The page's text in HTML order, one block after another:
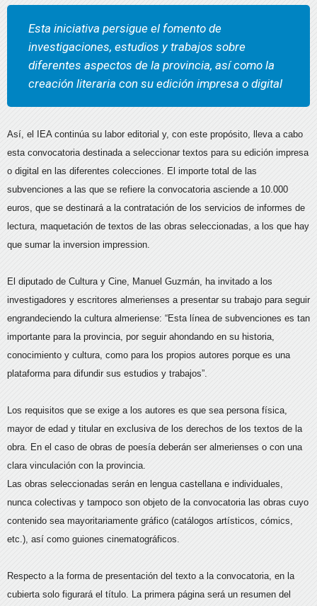
Esta iniciativa persigue el fomento de
investigaciones, estudios y trabajos sobre
diferentes aspectos de la provincia, así como la
creación literaria con su edición impresa o digital
Así, el IEA continúa su labor editorial y, con este propósito, lleva a cabo
esta convocatoria destinada a seleccionar textos para su edición impresa
o digital en las diferentes colecciones. El importe total de las
subvenciones a las que se refiere la convocatoria asciende a 10.000
euros, que se destinará a la contratación de los servicios de informes de
lectura, maquetación de textos de las obras seleccionadas, a los que hay
que sumar la inversion impression.
El diputado de Cultura y Cine, Manuel Guzmán, ha invitado a los
investigadores y escritores almerienses a presentar su trabajo para seguir
engrandeciendo la cultura almeriense: “Esta línea de subvenciones es tan
importante para la provincia, por seguir ahondando en su historia,
conocimiento y cultura, como para los propios autores porque es una
plataforma para difundir sus estudios y trabajos”.
Los requisitos que se exige a los autores es que sea persona física,
mayor de edad y titular en exclusiva de los derechos de los textos de la
obra. En el caso de obras de poesía deberán ser almerienses o con una
clara vinculación con la provincia.
Las obras seleccionadas serán en lengua castellana e individuales,
nunca colectivas y tampoco son objeto de la convocatoria las obras cuyo
contenido sea mayoritariamente gráfico (catálogos artísticos, cómics,
etc.), así como guiones cinematográficos.
Respecto a la forma de presentación del texto a la convocatoria, en la
cubierta solo figurará el título. La primera página será un resumen del